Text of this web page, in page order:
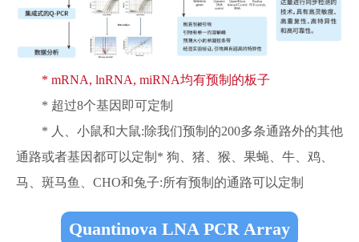
* mRNA, lnRNA, miRNA均有预制的板子
* 超过8个基因即可定制
* 人、小鼠和大鼠:除我们预制的200多条通路外的其他
通路或者基因都可以定制* 狗、猪、猴、果蝇、牛、鸡、
马、斑马鱼、CHO和兔子:所有预制的通路可以定制
Quantinova LNA PCR Array